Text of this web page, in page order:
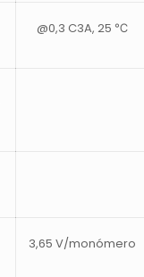
@0,3 C3A, 25 ℃
3,65 V/monómero